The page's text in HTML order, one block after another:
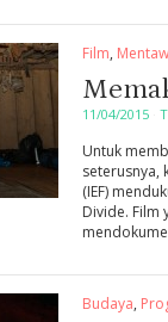
Film,
11/04/2015
Untuk
seterusnya,
(IEF)
Divide. Film
Budaya,